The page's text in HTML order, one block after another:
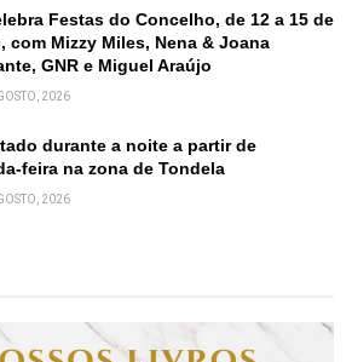
Festas do Concelho, de 12 a 15 de
com Mizzy Miles, Nena & Joana
GNR e Miguel Araújo
2026
durante a noite a partir de
feira na zona de Tondela
2026